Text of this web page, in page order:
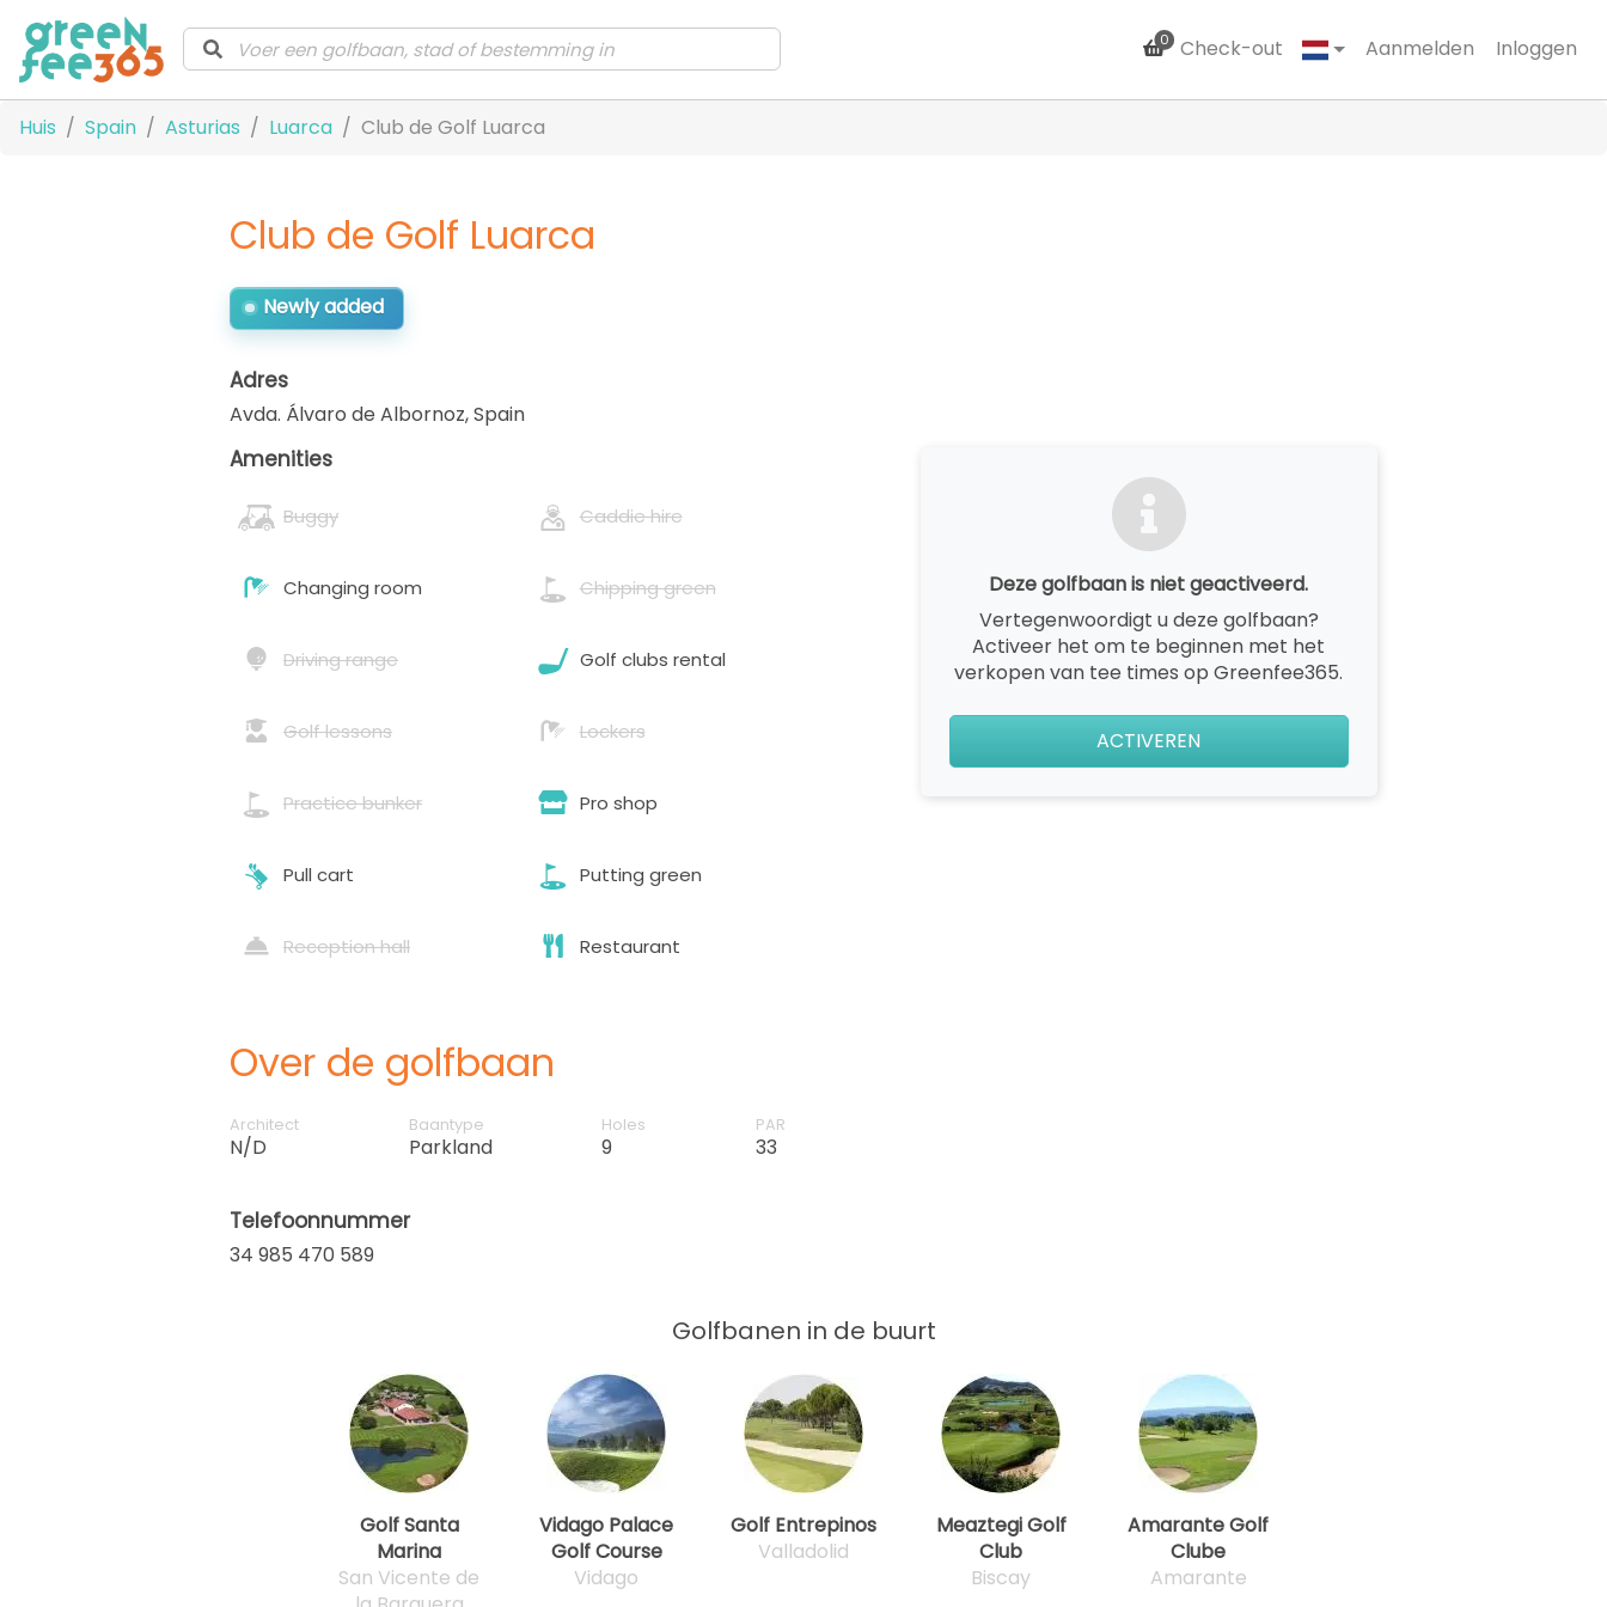
0 Check-out Aanmelden Inloggen
Huis Spain Asturias Luarca Club de Golf Luarca
Club de Golf Luarca
Newly added
Adres
Avda. Álvaro de Albornoz,Spain
Deze golfbaan is niet geactiveerd.
Vertegenwoordigt u deze golfbaan?
Activeer het om te beginnen met het
verkopen van tee times op Greenfee365.
ACTIVEREN
Amenities
Buggy Caddie hire
Changing room Chipping green
Driving range Golf clubs rental
Golf lessons Lockers
Practice bunker Pro shop
Pull cart Putting green
Reception hall Restaurant
Over de golfbaan
Architect
N/D
Baantype
Parkland
Holes
9
PAR
33
Telefoonnummer
34 985 470 589
Golfbanen in de buurt
Golf Santa
Marina
San Vicente de
Vidago Palace
Golf Course
Vidago
Golf Entrepinos
Valladolid
Meaztegi Golf
Club
Biscay
Amarante Golf
Clube
Amarante